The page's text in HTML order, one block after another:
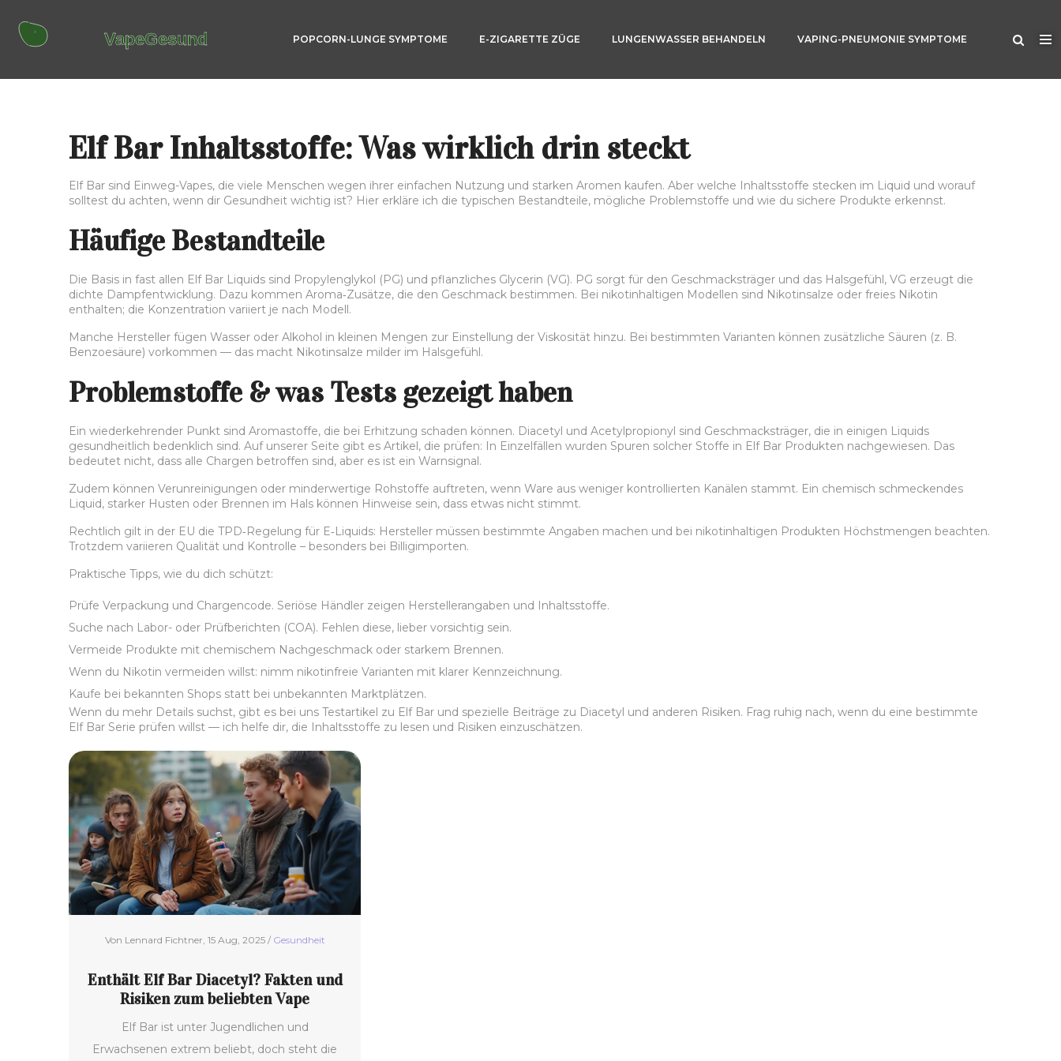
POPCORN-LUNGE SYMPTOME E-ZIGARETTE ZÜGE LUNGENWASSER BEHANDELN VAPING-PNEUMONIE SYMPTOME
Elf Bar Inhaltsstoffe: Was wirklich drin steckt
Elf Bar sind Einweg-Vapes, die viele Menschen wegen ihrer einfachen Nutzung und starken Aromen kaufen. Aber welche Inhaltsstoffe stecken im Liquid und worauf
solltest du achten, wenn dir Gesundheit wichtig ist? Hier erkläre ich die typischen Bestandteile, mögliche Problemstoffe und wie du sichere Produkte erkennst.
Häufige Bestandteile
Die Basis in fast allen Elf Bar Liquids sind Propylenglykol (PG) und pflanzliches Glycerin (VG). PG sorgt für den Geschmacksträger und das Halsgefühl, VG erzeugt die
dichte Dampfentwicklung. Dazu kommen Aroma‑Zusätze, die den Geschmack bestimmen. Bei nikotinhaltigen Modellen sind Nikotinsalze oder freies Nikotin
enthalten; die Konzentration variiert je nach Modell.
Manche Hersteller fügen Wasser oder Alkohol in kleinen Mengen zur Einstellung der Viskosität hinzu. Bei bestimmten Varianten können zusätzliche Säuren (z. B.
Benzoesäure) vorkommen — das macht Nikotinsalze milder im Halsgefühl.
Problemstoffe & was Tests gezeigt haben
Ein wiederkehrender Punkt sind Aromastoffe, die bei Erhitzung schaden können. Diacetyl und Acetylpropionyl sind Geschmacksträger, die in einigen Liquids
gesundheitlich bedenklich sind. Auf unserer Seite gibt es Artikel, die prüfen: In Einzelfällen wurden Spuren solcher Stoffe in Elf Bar Produkten nachgewiesen. Das
bedeutet nicht, dass alle Chargen betroffen sind, aber es ist ein Warnsignal.
Zudem können Verunreinigungen oder minderwertige Rohstoffe auftreten, wenn Ware aus weniger kontrollierten Kanälen stammt. Ein chemisch schmeckendes
Liquid, starker Husten oder Brennen im Hals können Hinweise sein, dass etwas nicht stimmt.
Rechtlich gilt in der EU die TPD‑Regelung für E‑Liquids: Hersteller müssen bestimmte Angaben machen und bei nikotinhaltigen Produkten Höchstmengen beachten.
Trotzdem variieren Qualität und Kontrolle – besonders bei Billigimporten.
Praktische Tipps, wie du dich schützt:
Prüfe Verpackung und Chargencode. Seriöse Händler zeigen Herstellerangaben und Inhaltsstoffe.
Suche nach Labor- oder Prüfberichten (COA). Fehlen diese, lieber vorsichtig sein.
Vermeide Produkte mit chemischem Nachgeschmack oder starkem Brennen.
Wenn du Nikotin vermeiden willst: nimm nikotinfreie Varianten mit klarer Kennzeichnung.
Kaufe bei bekannten Shops statt bei unbekannten Marktplätzen.
Wenn du mehr Details suchst, gibt es bei uns Testartikel zu Elf Bar und spezielle Beiträge zu Diacetyl und anderen Risiken. Frag ruhig nach, wenn du eine bestimmte
Elf Bar Serie prüfen willst — ich helfe dir, die Inhaltsstoffe zu lesen und Risiken einzuschätzen.
Von Lennard Fichtner, 15 Aug, 2025 / Gesundheit
Enthält Elf Bar Diacetyl? Fakten und
Risiken zum beliebten Vape
Elf Bar ist unter Jugendlichen und
Erwachsenen extrem beliebt, doch steht die